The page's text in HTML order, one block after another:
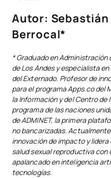
Autor:
Berrocal*
* Graduado en Administración
de Los Andes y especialista
del Externado. Profesor de
para el programa Apps.co del
la Información y del Centro de
programa de las naciones
de ADMINET, la primera
no bancarizadas.
innovación de impacto y
salud sexual reproductiva con
apalancado en inteligencia
tecnologías.